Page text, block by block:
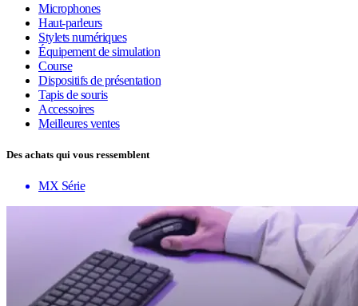
Microphones
Haut-parleurs
Stylets numériques
Équipement de simulation
Course
Dispositifs de présentation
Tapis de souris
Accessoires
Meilleures ventes
Des achats qui vous ressemblent
MX Série